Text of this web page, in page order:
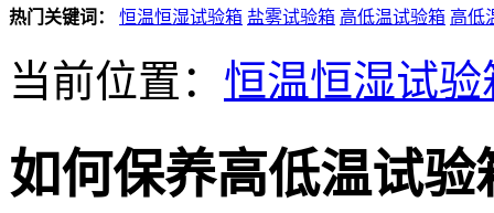
热门关键词： 恒温恒湿试验箱 盐雾试验箱 高低温试验箱 高低
当前位置： 恒温恒湿试验
如何保养高低温试验